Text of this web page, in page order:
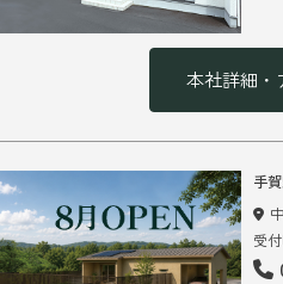
本社詳細・
手
受